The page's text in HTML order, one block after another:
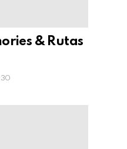
& Rutas